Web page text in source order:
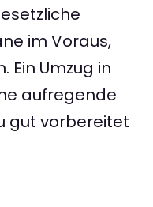
im Voraus,
Ein Umzug in
aufregende
gut vorbereitet